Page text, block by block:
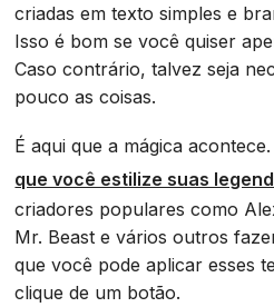
criadas em texto simples e
Isso é bom se você quiser
Caso contrário, talvez seja
pouco as coisas.
É aqui que a mágica acontece.
que você estilize suas
criadores populares como
Mr. Beast e vários outros
que você pode aplicar esses
clique de um botão.